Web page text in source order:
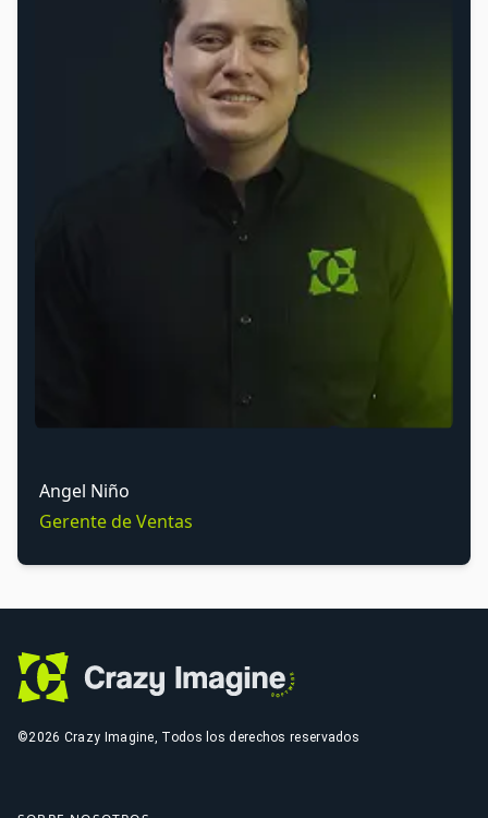
Angel Niño
Gerente de Ventas
los retos de tu negocio para diseñar la solución
tecnológica que realmente necesitas. Mi objetivo no
es vender, es asegurarme de que inicies una
colaboración que te lleve al éxito.
©2026 Crazy Imagine, Todos los derechos reservados